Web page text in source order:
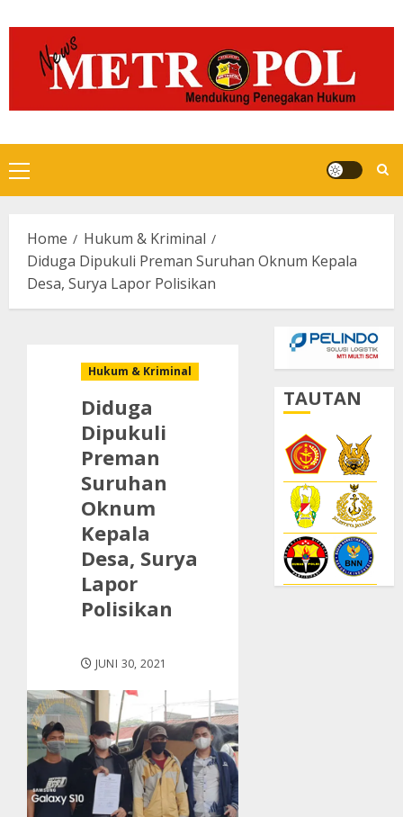
to
content
Primary
Menu
Home
Hukum & Kriminal
Diduga Dipukuli Preman Suruhan Oknum Kepala
Desa, Surya Lapor Polisikan
Hukum & Kriminal
Diduga
Dipukuli
Preman
Suruhan
Oknum
Kepala
Desa, Surya
Lapor
Polisikan
JUNI 30, 2021
TAUTAN